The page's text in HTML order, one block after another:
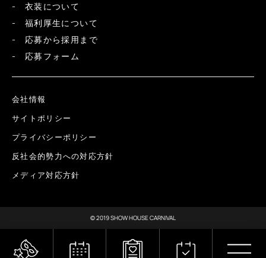
衣装について
福利厚生について
応募から採用まで
応募フォーム
会社情報
サイトポリシー
プライバシーポリシー
反社会的勢力への対応方針
メディア対応方針
© 2019 SHOW HOUSE CARNIVAL